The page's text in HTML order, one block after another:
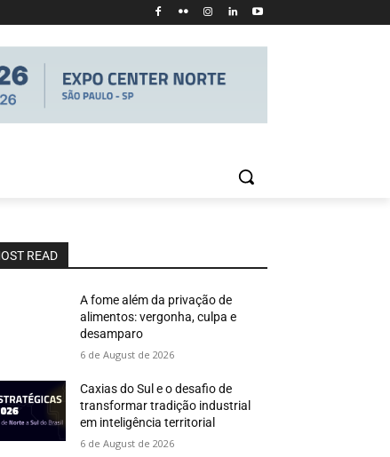
READ
A fome além da privação de
alimentos: vergonha, culpa e
desamparo
6 de August de 2026
Caxias do Sul e o desafio de
transformar tradição industrial
em inteligência territorial
6 de August de 2026